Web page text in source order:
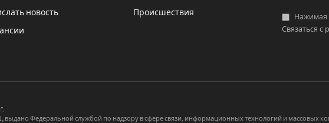
новость Происшествия
Нажимая
Связаться с
выдано Федеральной службой по надзору в сфере связи, информационных технологий и массовых